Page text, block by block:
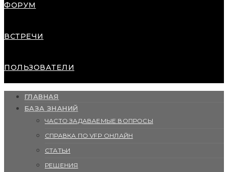
ФОРУМ
ВСТРЕЧИ
ПОЛЬЗОВАТЕЛИ
ГЛАВНАЯ
БАЗА ЗНАНИЙ
ЧАСТО ЗАДАВАЕМЫЕ ВОПРОСЫ
СПРАВКА ПО VFP ОНЛАЙН
СТАТЬИ
РЕШЕНИЯ